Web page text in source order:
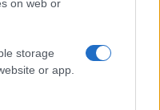
on web or
storage
or app.
storage
Felelős Államtitkársága
Minisztériuma, a
a Magyar
valósul meg.